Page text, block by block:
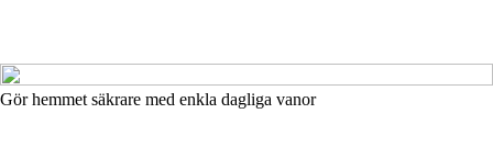
Gör hemmet säkrare med enkla dagliga vanor